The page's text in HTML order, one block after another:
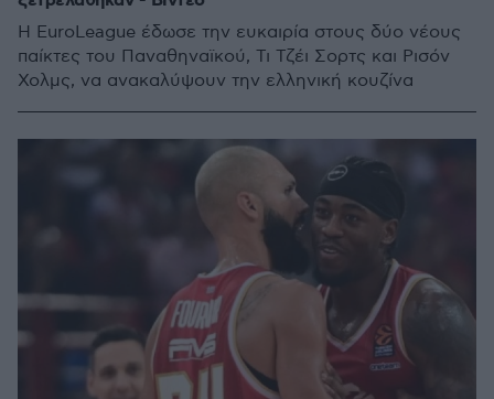
Η EuroLeague έδωσε την ευκαιρία στους δύο νέους
παίκτες του Παναθηναϊκού, Τι Τζέι Σορτς και Ρισόν
Χολμς, να ανακαλύψουν την ελληνική κουζίνα